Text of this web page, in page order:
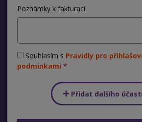
Poznámky k fakturaci
Souhlasím s Pravidly pro
podmínkami
Přidat dalšího